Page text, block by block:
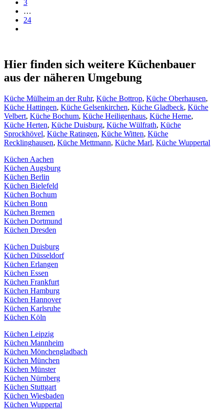
3
…
24
Hier finden sich weitere Küchenbauer
aus der näheren Umgebung
Küche Mülheim an der Ruhr, Küche Bottrop, Küche Oberhausen,
Küche Hattingen, Küche Gelsenkirchen, Küche Gladbeck, Küche
Velbert, Küche Bochum, Küche Heiligenhaus, Küche Herne,
Küche Herten, Küche Duisburg, Küche Wülfrath, Küche
Sprockhövel, Küche Ratingen, Küche Witten, Küche
Recklinghausen, Küche Mettmann, Küche Marl, Küche Wuppertal
Küchen Aachen
Küchen Augsburg
Küchen Berlin
Küchen Bielefeld
Küchen Bochum
Küchen Bonn
Küchen Bremen
Küchen Dortmund
Küchen Dresden
Küchen Duisburg
Küchen Düsseldorf
Küchen Erlangen
Küchen Essen
Küchen Frankfurt
Küchen Hamburg
Küchen Hannover
Küchen Karlsruhe
Küchen Köln
Küchen Leipzig
Küchen Mannheim
Küchen Mönchengladbach
Küchen München
Küchen Münster
Küchen Nürnberg
Küchen Stuttgart
Küchen Wiesbaden
Küchen Wuppertal